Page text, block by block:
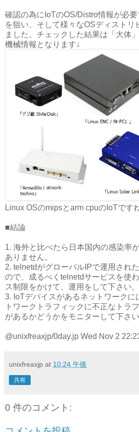
確認の為にIoTのOS/Distro情報が必
を狙い、そして様々なOSディストリ
ました。チェックした結果は「大体
機械情報となります↓
Linux OSのmipsとarm cpuのIoTですね
■結論
1. 海外と比べたら日本国内の感染率
ありません。
2. telnetdがグローバルIPで運用され
ので、成るべくtelnetdサービスを使
ス制限をかけて、運用をして下さい。
3. IoTデバイスがあるネットワーク
トワークトラフィックに不正なトラ
があるかどうかをモニターして下さい
@unixfreaxjp/0day.jp Wed Nov 2
unixfreaxjp at 10:24 午後
共有
0 件のコメント: